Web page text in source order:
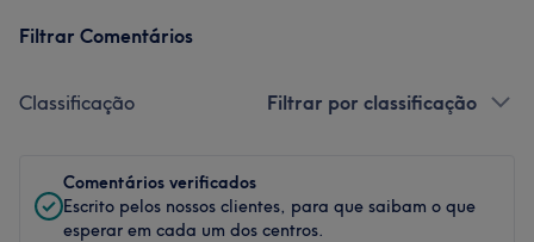
Filtrar Comentários
Classificação Filtrar por classificação
Comentários verificados
Escrito pelos nossos clientes, para que saibam o que
esperar em cada um dos centros.